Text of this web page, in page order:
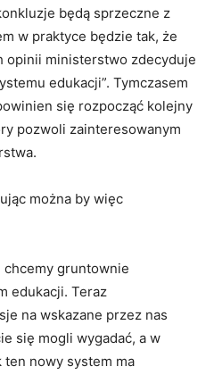
będą sprzeczne z
w praktyce będzie tak, że
opinii ministerstwo zdecyduje
edukacji”. Tymczasem
się rozpocząć kolejny
pozwoli zainteresowanym
można by więc
chcemy gruntownie
edukacji. Teraz
na wskazane przez nas
się mogli wygadać, a w
nowy system ma